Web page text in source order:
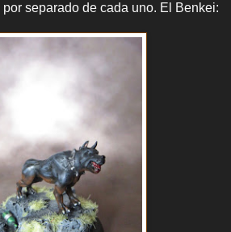
separado de cada uno. El Benkei: